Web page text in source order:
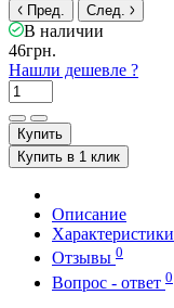
Пред. След.
В наличии
46грн.
Нашли дешевле ?
Купить
Купить в 1 клик
Описание
Характеристики
Отзывы 0
Вопрос - ответ 0